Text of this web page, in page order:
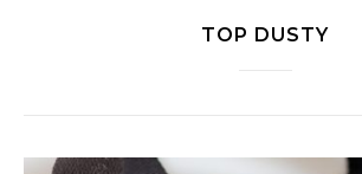
TOP DUSTY